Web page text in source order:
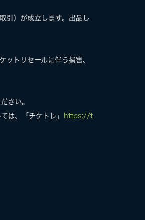
引）が成立します。出品し
ットリセールに伴う損害、
さい。
は、「チケトレ」
https://t